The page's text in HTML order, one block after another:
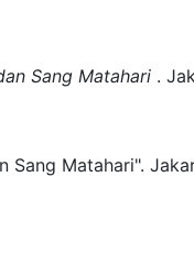
Sang Matahari .
Sang Matahari".